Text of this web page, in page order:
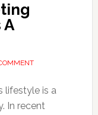
lifestyle is a
In recent